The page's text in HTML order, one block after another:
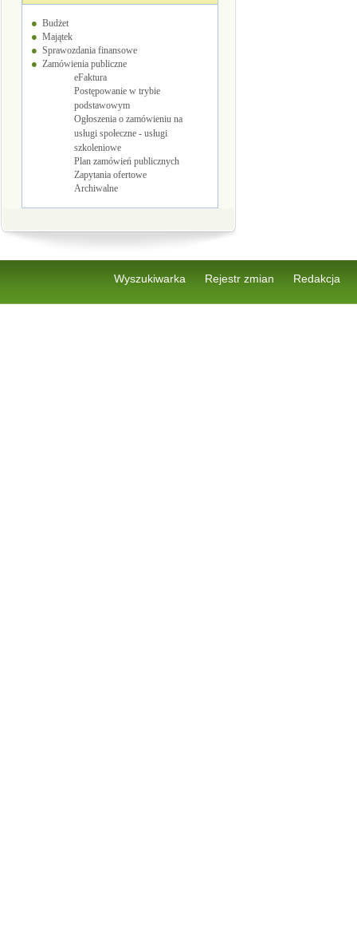
Budżet
Majątek
Sprawozdania finansowe
Zamówienia publiczne
eFaktura
Postępowanie w trybie
podstawowym
Ogłoszenia o zamówieniu na
usługi społeczne - usługi
szkoleniowe
Plan zamówień publicznych
Zapytania ofertowe
Archiwalne
Wyszukiwarka Rejestr zmian Redakcja